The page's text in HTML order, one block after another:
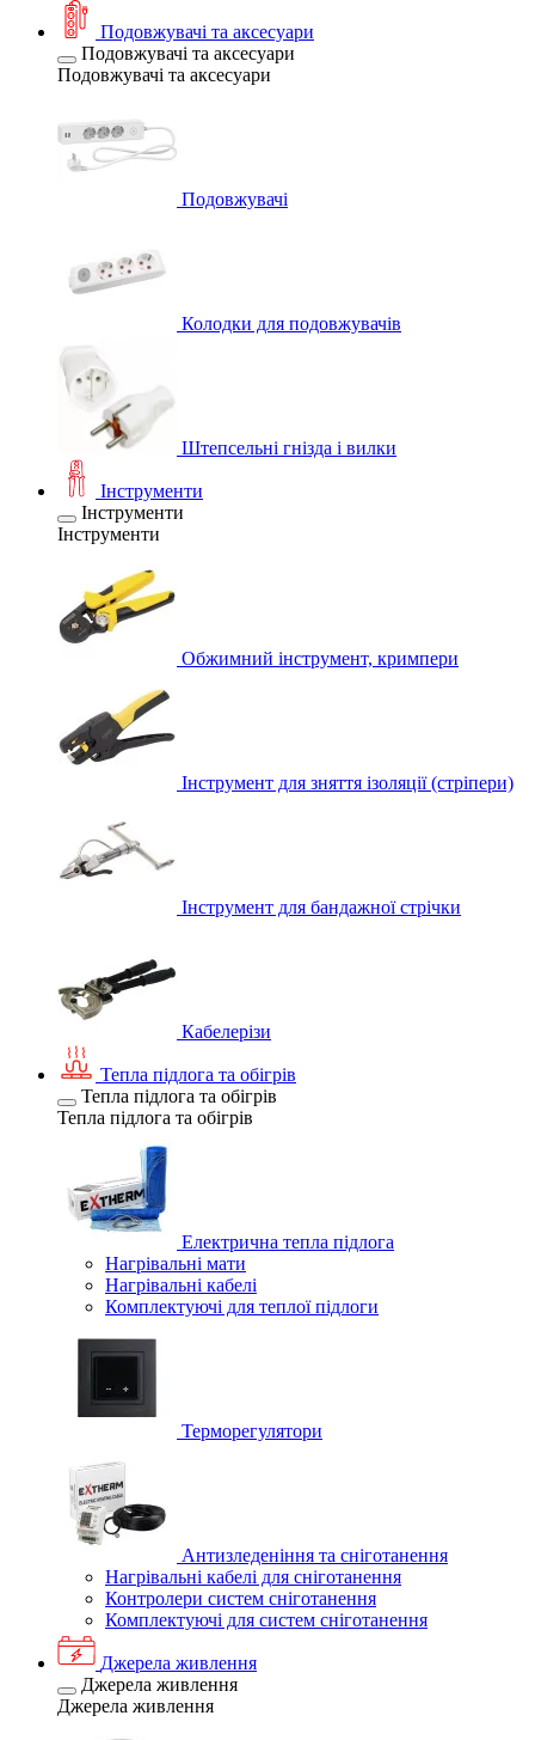
Подовжувачі та аксесуари
Подовжувачі та аксесуари
Подовжувачі та аксесуари
Подовжувачі
Колодки для подовжувачів
Штепсельні гнізда і вилки
Інструменти
Інструменти
Інструменти
Обжимний інструмент, кримпери
Інструмент для зняття ізоляції (стріпери)
Інструмент для бандажної стрічки
Кабелерізи
Тепла підлога та обігрів
Тепла підлога та обігрів
Тепла підлога та обігрів
Електрична тепла підлога
Нагрівальні мати
Нагрівальні кабелі
Комплектуючі для теплої підлоги
Терморегулятори
Антизледеніння та сніготанення
Нагрівальні кабелі для сніготанення
Контролери систем сніготанення
Комплектуючі для систем сніготанення
Джерела живлення
Джерела живлення
Джерела живлення